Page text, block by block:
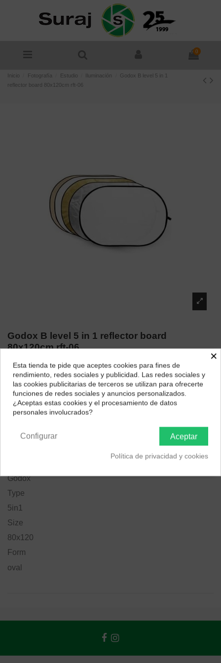
0
Inicio Fotografía Estudio Iluminación
Godox B level 5 in 1
reflector board 80x120cm rft-06
Godox B level 5 in 1 reflector board
80x120cm rft-06
Marca: Godox
32,00 €
Godox
Type
5in1
Size
80x120
Form
oval
¿Dónde deseas recibir tu pedido?
Selecciona tu ubicación para mostrarte los precios e
impuestos correctos para tu región.
×
Esta tienda te pide que aceptes cookies para fines de
rendimiento, redes sociales y publicidad. Las redes sociales y
las cookies publicitarias de terceros se utilizan para ofrecerte
funciones de redes sociales y anuncios personalizados.
¿Aceptas estas cookies y el procesamiento de datos
personales involucrados?
Aceptar
Configurar
Política de privacidad y cookies